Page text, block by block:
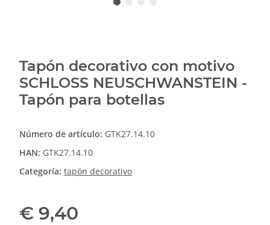
Tapón decorativo con motivo
SCHLOSS NEUSCHWANSTEIN -
Tapón para botellas
Número de artículo: GTK27.14.10
HAN: GTK27.14.10
Categoría: tapón decorativo
€ 9,40